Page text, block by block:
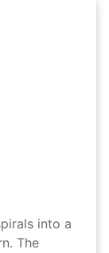
into a
The